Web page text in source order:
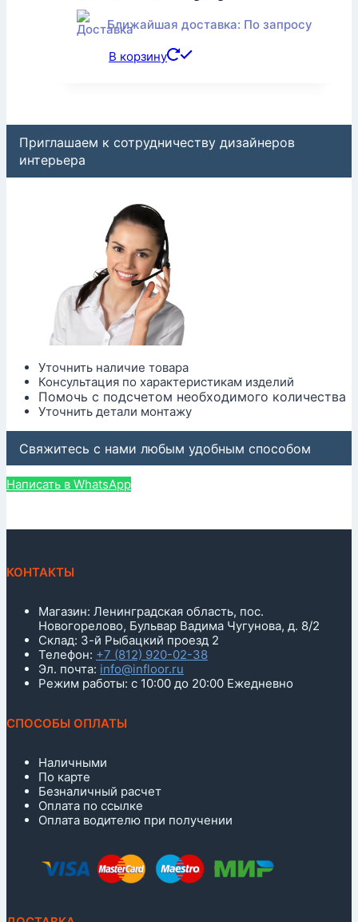
Ближайшая доставка: По запросу
В корзину
Приглашаем к сотрудничеству дизайнеров
интерьера
Уточнить наличие товара
Консультация по характеристикам изделий
Помочь с подсчетом необходимого количества
Уточнить детали монтажу
Свяжитесь с нами любым удобным способом
Написать в WhatsApp
КОНТАКТЫ
Магазин: Ленинградская область, пос.
Новогорелово, Бульвар Вадима Чугунова, д. 8/2
Склад: 3-й Рыбацкий проезд 2
Телефон: +7 (812) 920-02-38
Эл. почта: info@infloor.ru
Режим работы: с 10:00 до 20:00 Ежедневно
СПОСОБЫ ОПЛАТЫ
Наличными
По карте
Безналичный расчет
Оплата по ссылке
Оплата водителю при получении